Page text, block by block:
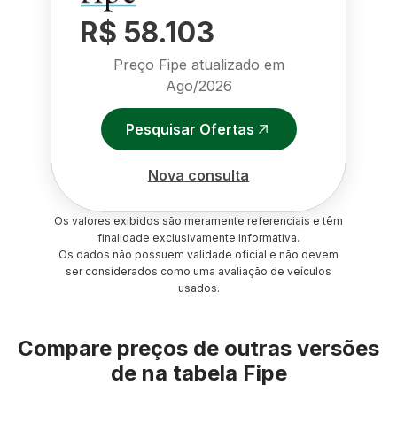
R$ 58.103
Preço Fipe atualizado em
Ago/2026
Pesquisar Ofertas
Nova consulta
Os valores exibidos são meramente referenciais e têm
finalidade exclusivamente informativa.
Os dados não possuem validade oficial e não devem
ser considerados como uma avaliação de veículos
usados.
Compare preços de outras versões
de na tabela Fipe